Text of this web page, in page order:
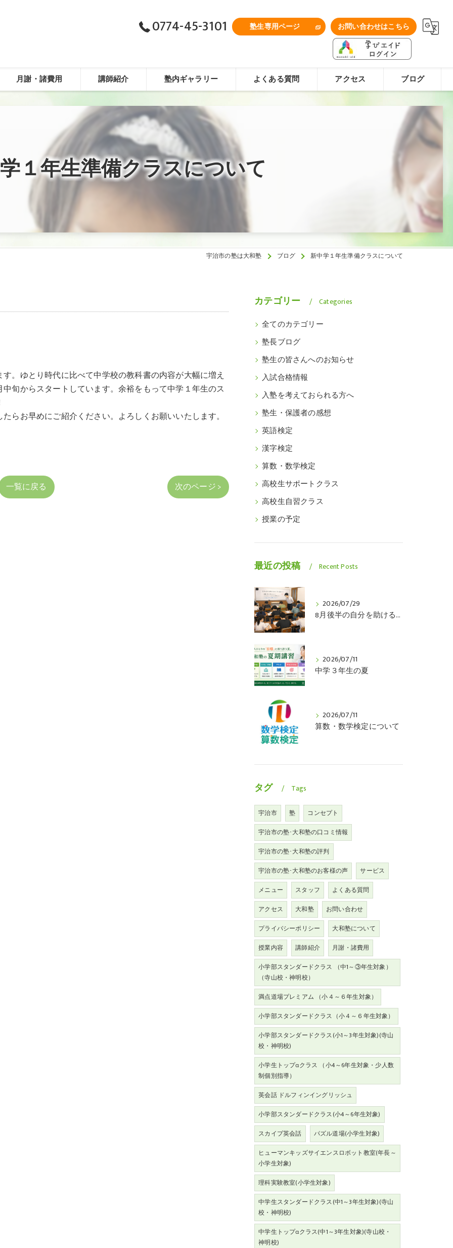
0774-45-3101 塾生専用ページ お問い合わせはこちら
月謝・諸費用 講師紹介 塾内ギャラリー よくある質問 アクセス ブログ
１年生準備クラスについて
宇治市の塾は大和塾 ブログ 新中学１年生準備クラスについて
。ゆとり時代に比べて中学校の教科書の内容が大幅に増え
旬からスタートしています。余裕をもって中学１年生のス
らお早めにご紹介ください。よろしくお願いいたします。
一覧に戻る 次のページ >
カテゴリー Categories
全てのカテゴリー
塾長ブログ
塾生の皆さんへのお知らせ
入試合格情報
入塾を考えておられる方へ
塾生・保護者の感想
英語検定
漢字検定
算数・数学検定
高校生サポートクラス
高校生自習クラス
授業の予定
最近の投稿 Recent Posts
2026/07/29
8月後半の自分を助けるのは、今の自分です
2026/07/11
中学３年生の夏
2026/07/11
算数・数学検定について
タグ Tags
宇治市 塾
コンセプト
宇治市の塾･大和塾の口コミ情報
宇治市の塾･大和塾の評判
宇治市の塾･大和塾のお客様の声
サービス
メニュー
スタッフ
よくある質問
アクセス
大和塾
お問い合わせ
プライバシーポリシー
大和塾について
授業内容
講師紹介
月謝・諸費用
小学部スタンダードクラス （中1～③年生対象）
（寺山校・神明校）
満点道場プレミアム （小４～６年生対象）
小学部スタンダードクラス（小４～６年生対象）
小学部スタンダードクラス(小1～3年生対象)(寺山
校・神明校)
小学生トップαクラス （小4～6年生対象・少人数
制個別指導）
英会話 ドルフィンイングリッシュ
小学部スタンダードクラス(小4～6年生対象)
スカイプ英会話
パズル道場(小学生対象)
ヒューマンキッズサイエンスロボット教室(年長～
小学生対象)
理科実験教室(小学生対象)
中学生スタンダードクラス(中1～3年生対象)(寺山
校・神明校)
中学生トップαクラス(中1～3年生対象)(寺山校・
神明校)